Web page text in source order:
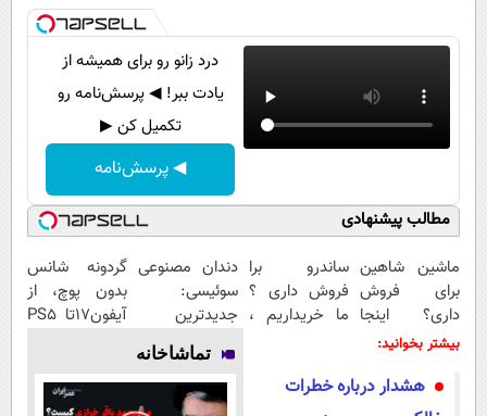
درد زانو رو برای همیشه از
یادت ببر! ◀ پرسش‌نامه رو
تکمیل کن ▶
◀ پرسش‌نامه
مطالب پیشنهادی
ماشین شاهین
برای فروش
داری؟ اینجا
سریع و راحت
ساندرو برا
فروش داری ؟
ما خریداریم ،
دندان مصنوعی
سوئیسی:
جدیدترین
فناوری اروپا،
سبک و مقاوم |
پرداخت قسطی
گردونه شانس
بدون پوچ، از
آیفون17تا PS5
بیشتر بخوانید:
هشدار درباره خطرات
تماشاخانه